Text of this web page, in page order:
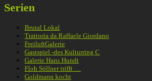
Serien
Brutal Lokal
Trattoria da Raffaele Giordano
FreiluftGalerie
Gastspiel -des Kulturring C
Galerie Hans Hundt
Floh Söllner trifft …
Goldmann kocht